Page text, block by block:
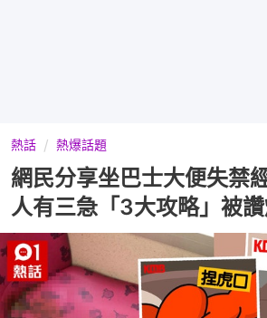
熱話 熱爆話題
網民分享坐巴士大便失
人有三急「3大攻略」被